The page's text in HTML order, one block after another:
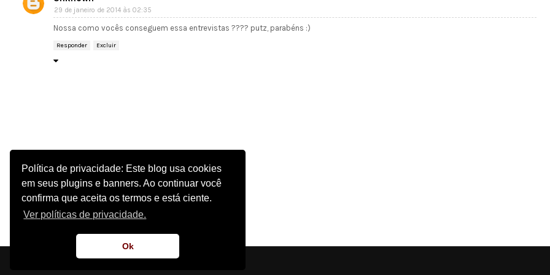
Política de privacidade: Este blog usa cookies
em seus plugins e banners. Ao continuar você
confirma que aceita os termos e está ciente.
Ver políticas de privacidade.
Ok
29 de janeiro de 2014 às 02:35
Nossa como vocês conseguem essa entrevistas ???? putz, parabéns :)
Responder Excluir